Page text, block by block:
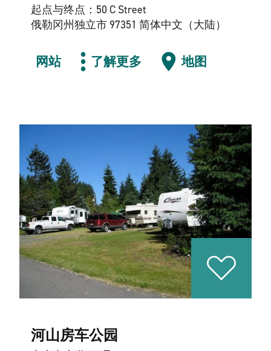
起点与终点：50 C Street
俄勒冈州独立市 97351 简体中文（大陆）
网站 了解更多 地图
河山房车公园